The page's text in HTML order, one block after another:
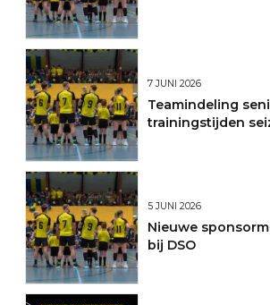
7 JUNI 2026
Teamindeling
trainingstijden
5 JUNI 2026
Nieuwe
bij DSO